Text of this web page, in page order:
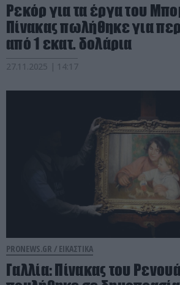
Ρεκόρ για τα έργα του
Πίνακας πωλήθηκε για
από 1 εκατ. δολάρια
27.11.2025 | 14:17
PRONEWS.GR / ΕΙΚΑΣΤΙΚΑ
Γαλλία: Πίνακας του